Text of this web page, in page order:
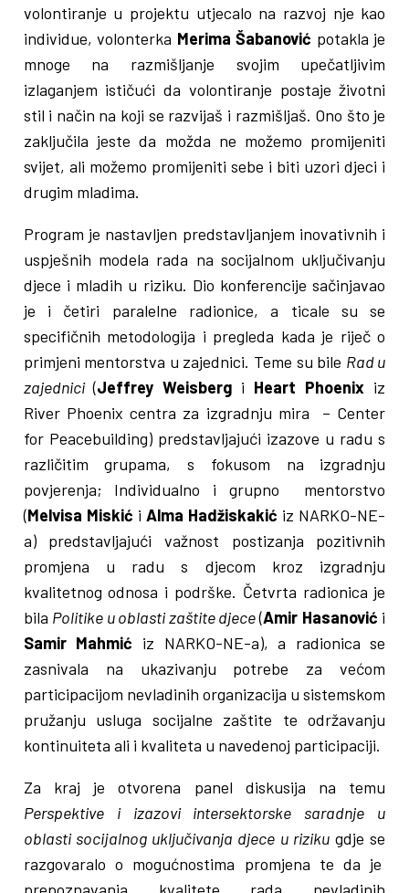
volontiranje u projektu utjecalo na razvoj nje kao
individue, volonterka Merima Šabanović potakla je
mnoge na razmišljanje svojim upečatljivim
izlaganjem ističući da volontiranje postaje životni
stil i način na koji se razvijaš i razmišljaš. Ono što je
zaključila jeste da možda ne možemo promijeniti
svijet, ali možemo promijeniti sebe i biti uzori djeci i
drugim mladima.
Program je nastavljen predstavljanjem inovativnih i
uspješnih modela rada na socijalnom uključivanju
djece i mladih u riziku. Dio konferencije sačinjavao
je i četiri paralelne radionice, a ticale su se
specifičnih metodologija i pregleda kada je riječ o
primjeni mentorstva u zajednici. Teme su bile Rad u
zajednici(Jeffrey Weisbergi Heart Phoenix iz
River Phoenix centra za izgradnju mira – Center
for Peacebuilding) predstavljajući izazove u radu s
različitim grupama, s fokusom na izgradnju
povjerenja; Individualno i grupno mentorstvo
(Melvisa Miskić iAlma Hadžiskakić iz NARKO-NE-
a) predstavljajući važnost postizanja pozitivnih
promjena u radu s djecom kroz izgradnju
kvalitetnog odnosa i podrške. Četvrta radionica je
bila Politike u oblasti zaštite djece(Amir Hasanović i
Samir Mahmić iz NARKO-NE-a), a radionica se
zasnivala na ukazivanju potrebe za većom
participacijom nevladinih organizacija u sistemskom
pružanju usluga socijalne zaštite te održavanju
kontinuiteta ali i kvaliteta u navedenoj participaciji.
Za kraj je otvorena panel diskusija na temu
Perspektive i izazovi intersektorske saradnje u
oblasti socijalnog uključivanja djece u rizikugdje se
razgovaralo o mogućnostima promjena te da je